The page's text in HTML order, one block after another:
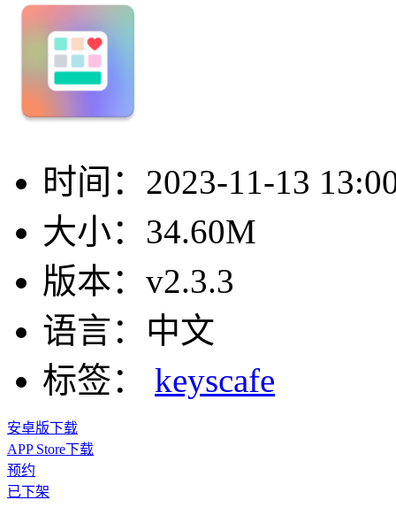
时间： 2023-11-13
大小： 34.60M
版本： v2.3.3
语言： 中文
标签：
keyscafe
安卓版下载
APP Store下载
预约
已下架